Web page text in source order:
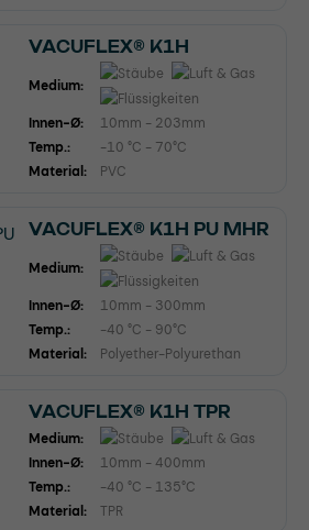
VACUFLEX® K1H
Medium:
Innen-Ø:
10mm - 203mm
Temp.:
-10 °C - 70°C
Material:
PVC
VACUFLEX® K1H PU MHR
Medium:
Innen-Ø:
10mm - 300mm
Temp.:
-40 °C - 90°C
Material:
Polyether-Polyurethan
VACUFLEX® K1H TPR
Medium:
Innen-Ø:
10mm - 400mm
Temp.:
-40 °C - 135°C
Material:
TPR